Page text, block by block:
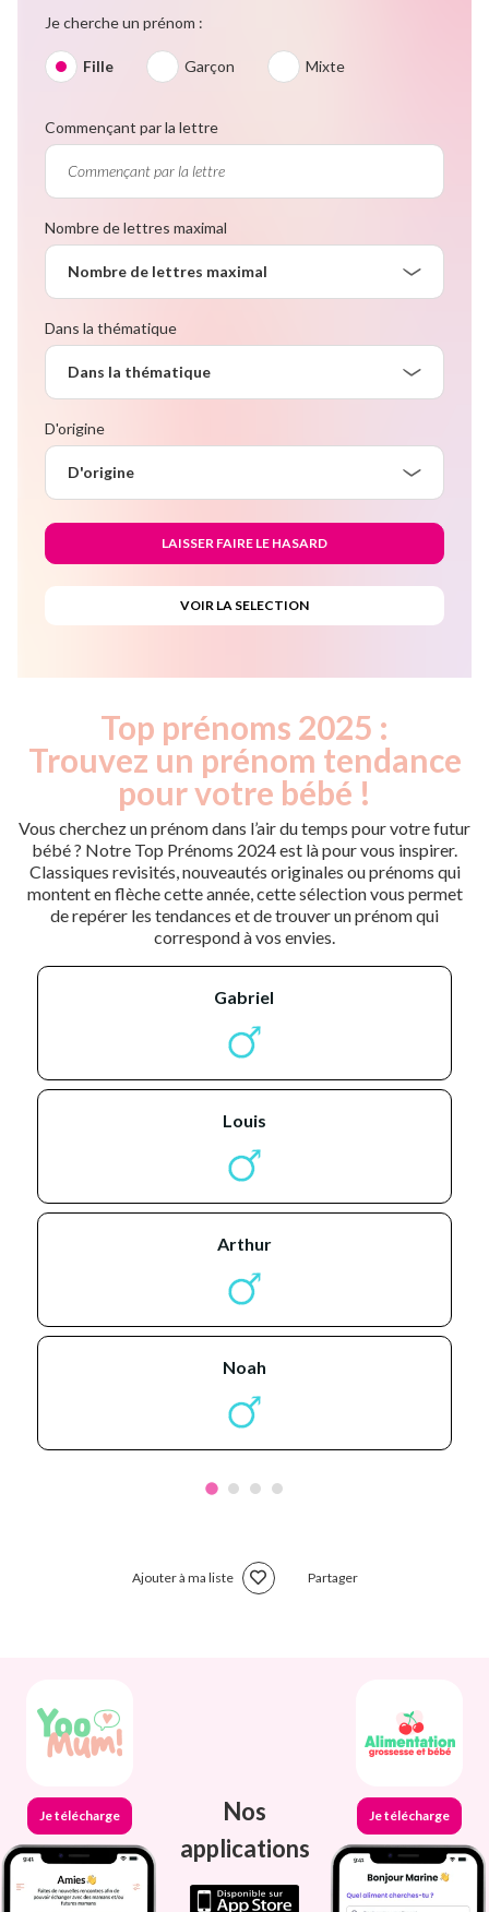
Je cherche un prénom :
Fille Garçon Mixte
Commençant par la lettre
Nombre de lettres maximal
Nombre de lettres maximal
Dans la thématique
Dans la thématique
D'origine
D'origine
Top prénoms 2025 :
Trouvez un prénom tendance
pour votre bébé !
Vous cherchez un prénom dans l’air du temps pour votre futur
bébé ? Notre Top Prénoms 2024 est là pour vous inspirer.
Classiques revisités, nouveautés originales ou prénoms qui
montent en flèche cette année, cette sélection vous permet
de repérer les tendances et de trouver un prénom qui
correspond à vos envies.
gabriel
louis
arthur
noah
Ajouter à ma liste Partager
Je télécharge
Nos
applications
Je télécharge